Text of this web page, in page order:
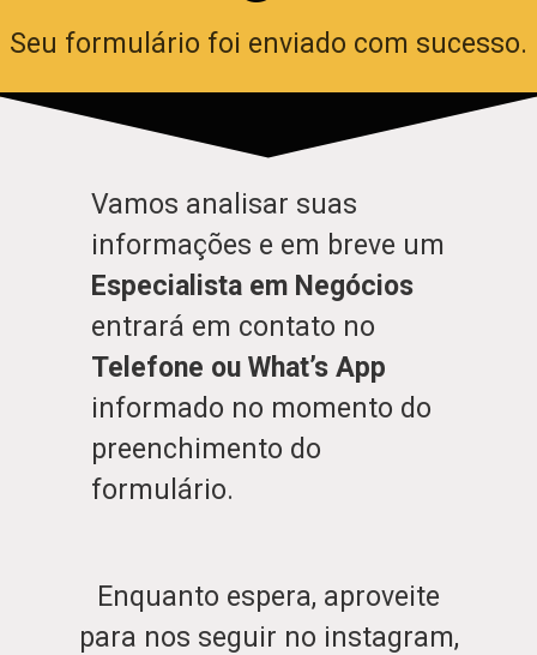
Seu formulário foi enviado com sucesso.
Vamos analisar suas
informações e em breve um
Especialista em Negócios
entrará em contato no
Telefone ou What’s App
informado no momento do
preenchimento do
formulário.
Enquanto espera, aproveite
para nos seguir no instagram,